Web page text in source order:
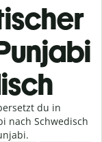
du in
nach Schwedisch